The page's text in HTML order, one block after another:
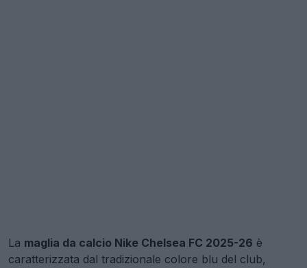
La maglia da calcio Nike Chelsea FC 2025-26 è
caratterizzata dal tradizionale colore blu del club,